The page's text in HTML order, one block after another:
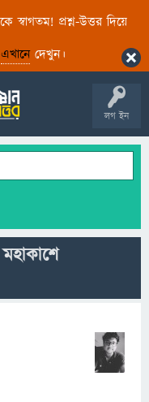
স্বাগতম! প্রশ্ন-উত্তর দিয়ে
এখানেদেখুন।
লগ ইন